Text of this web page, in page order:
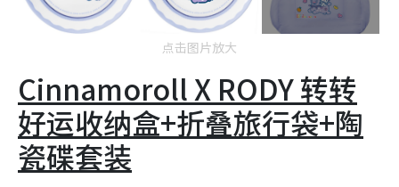
点击图片放大
Cinnamoroll X RODY 转转
好运收纳盒+折叠旅行袋+陶
瓷碟套装